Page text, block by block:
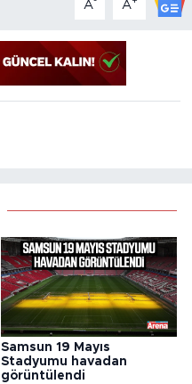
A A
Samsun 19 Mayıs
Stadyumu havadan
görüntülendi